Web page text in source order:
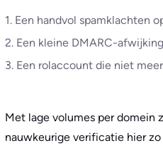
1. Een handvol spamklachten
2. Een kleine DMARC-
3. Een rolaccount die niet
Met lage volumes per domein
nauwkeurige verificatie hier zo